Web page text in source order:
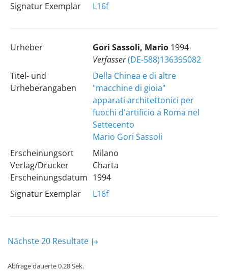
Signatur Exemplar
L16f
Urheber Gori Sassoli, Mario 1994
Verfasser(DE-588)136395082
Titel- und
Urheberangaben
Della Chinea e di altre
"macchine di gioia"
apparati architettonici per
fuochi d'artificio a Roma nel
Settecento
Mario Gori Sassoli
Erscheinungsort
Verlag/Drucker
Erscheinungsdatum
Milano
Charta
1994
Signatur Exemplar
L16f
Nächste 20 Resultate
Abfrage dauerte 0.28 Sek.